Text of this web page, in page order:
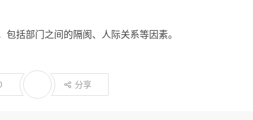
括部门之间的隔阂、人际关系等因素。
分享